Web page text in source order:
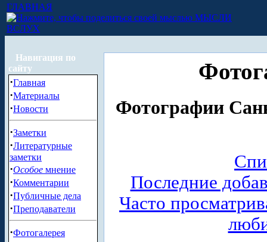
ГЛАВНАЯ
МЫСЛИ
ВСЛУХ
Навигация по
сайту
·Главная
·Материалы
·Новости
·Заметки
·Литературные
заметки
·Особое мнение
·Комментарии
·Публичные дела
·Преподаватели
·Фотогалерея
Фотографии
Последние
Часто